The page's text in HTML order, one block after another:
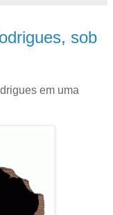
sob
em uma